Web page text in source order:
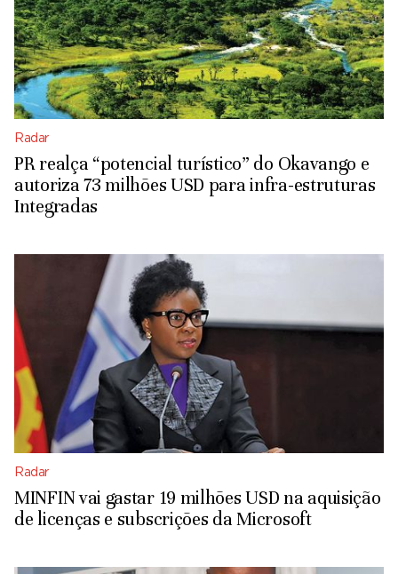
Radar
PR realça “potencial turístico” do Okavango e
autoriza 73 milhões USD para infra-estruturas
Integradas
Radar
MINFIN vai gastar 19 milhões USD na aquisição
de licenças e subscrições da Microsoft